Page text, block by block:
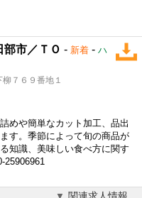
部市／ＴＯ - 新着 - ハ
７６９番地１
めや簡単なカット加工、品出
す。季節によって旬の商品が
知識、美味しい食べ方に関す